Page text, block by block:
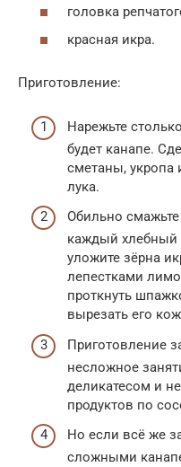
головка
красная икра.
Приготовление:
Нарежьте
будет канапе.
сметаны, укропа
лука.
Обильно
каждый хлебный
уложите зёрна
лепестками
проткнуть
вырезать его
Приготовление
несложное
деликатесом и
продуктов по
Но если всё же
сложными